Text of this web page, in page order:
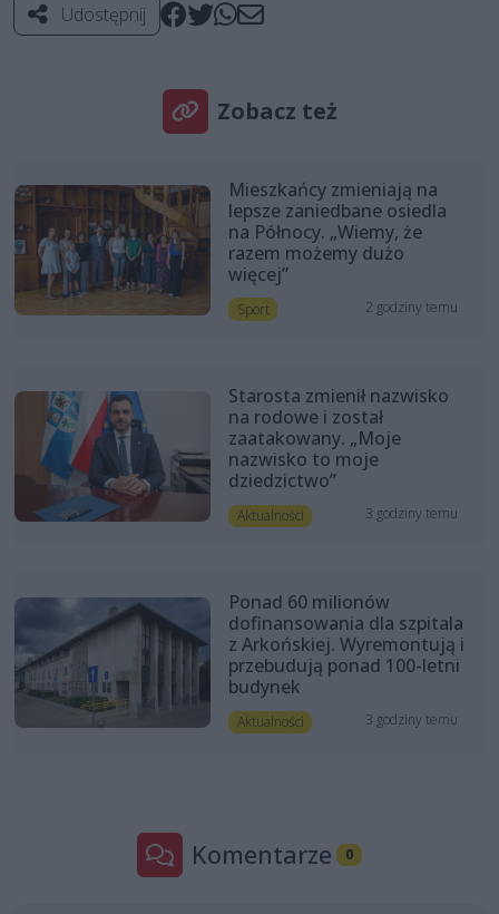
Udostępnij
Zobacz też
Mieszkańcy zmieniają na
lepsze zaniedbane osiedla
na Północy. „Wiemy, że
razem możemy dużo
więcej”
Sport 2 godziny temu
Starosta zmienił nazwisko
na rodowe i został
zaatakowany. „Moje
nazwisko to moje
dziedzictwo”
Aktualności 3 godziny temu
Ponad 60 milionów
dofinansowania dla szpitala
z Arkońskiej. Wyremontują i
przebudują ponad 100-letni
budynek
Aktualności 3 godziny temu
Komentarze 0